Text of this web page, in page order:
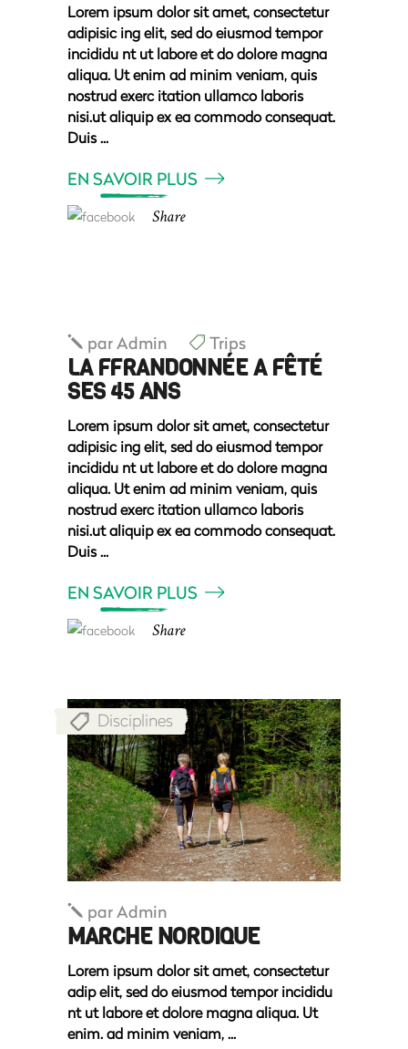
Lorem ipsum dolor sit amet, consectetur
adipisic ing elit, sed do eiusmod tempor
incididu nt ut labore et do dolore magna
aliqua. Ut enim ad minim veniam, quis
nostrud exerc itation ullamco laboris
nisi.ut aliquip ex ea commodo consequat.
Duis
EN SAVOIR PLUS
Share
parAdmin Trips
LA FFRANDONNÉE A FÊTÉ
SES 45 ANS
Lorem ipsum dolor sit amet, consectetur
adipisic ing elit, sed do eiusmod tempor
incididu nt ut labore et do dolore magna
aliqua. Ut enim ad minim veniam, quis
nostrud exerc itation ullamco laboris
nisi.ut aliquip ex ea commodo consequat.
Duis
EN SAVOIR PLUS
Share
Disciplines
parAdmin
MARCHE NORDIQUE
Lorem ipsum dolor sit amet, consectetur
adip elit, sed do eiusmod tempor incididu
nt ut labore et dolore magna aliqua. Ut
enim. ad minim veniam,